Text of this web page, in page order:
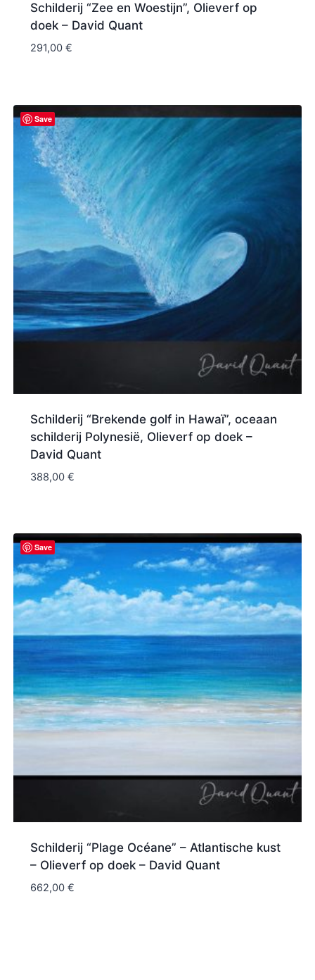
Schilderij “Zee en Woestijn”, Olieverf op
doek – David Quant
291,00€
Save
Schilderij “Brekende golf in Hawaï”, oceaan
schilderij Polynesië, Olieverf op doek –
David Quant
388,00€
Save
Schilderij “Plage Océane” – Atlantische kust
– Olieverf op doek – David Quant
662,00€